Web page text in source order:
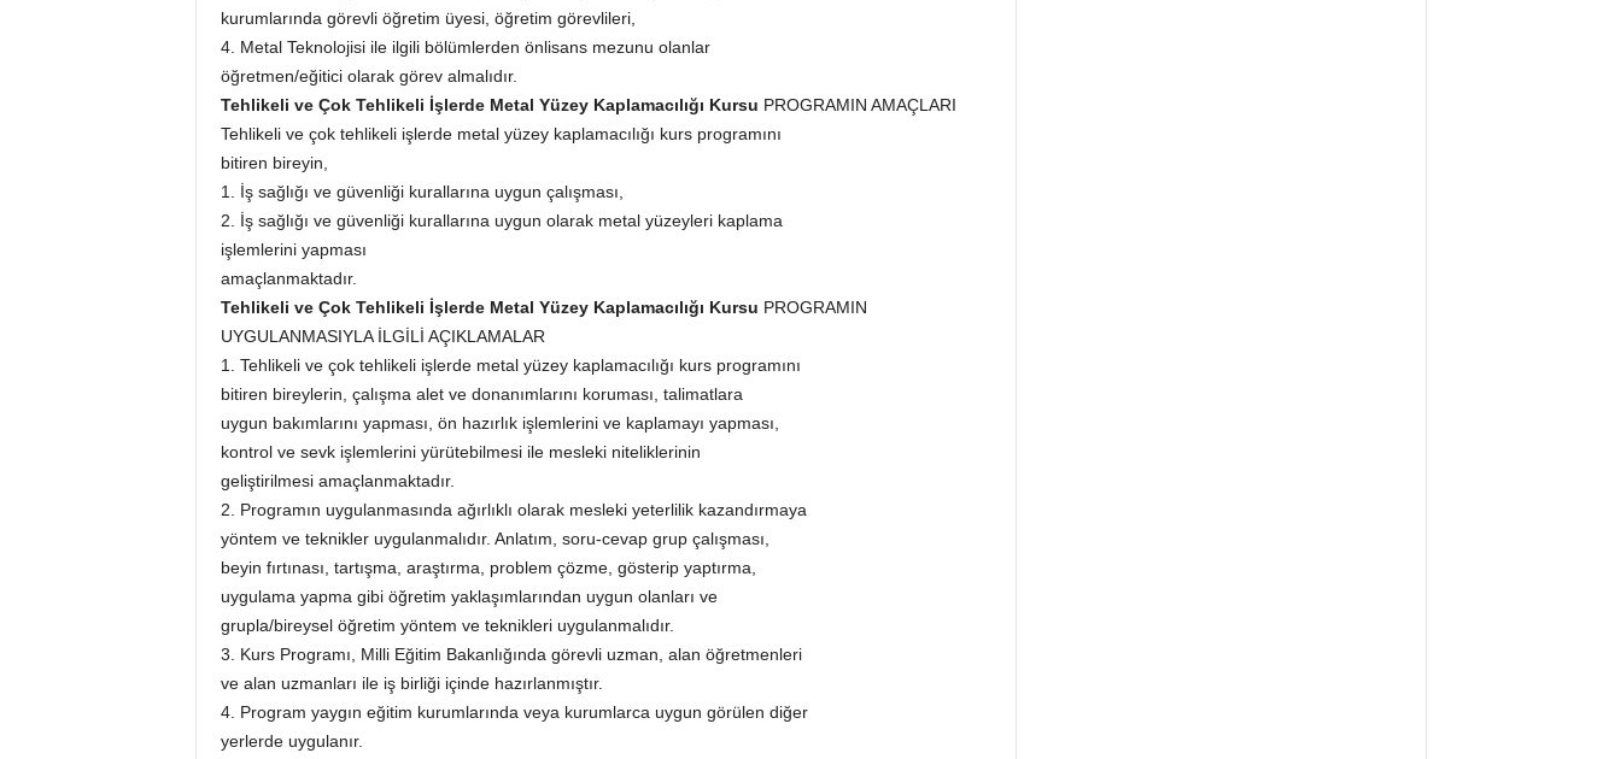
kurumlarında görevli öğretim üyesi, öğretim görevlileri,
4. Metal Teknolojisi ile ilgili bölümlerden önlisans mezunu olanlar
öğretmen/eğitici olarak görev almalıdır.
Tehlikeli ve Çok Tehlikeli İşlerde Metal Yüzey Kaplamacılığı Kursu PROGRAMIN AMAÇLARI
Tehlikeli ve çok tehlikeli işlerde metal yüzey kaplamacılığı kurs programını
bitiren bireyin,
1. İş sağlığı ve güvenliği kurallarına uygun çalışması,
2. İş sağlığı ve güvenliği kurallarına uygun olarak metal yüzeyleri kaplama
işlemlerini yapması
amaçlanmaktadır.
Tehlikeli ve Çok Tehlikeli İşlerde Metal Yüzey Kaplamacılığı Kursu PROGRAMIN
UYGULANMASIYLA İLGİLİ AÇIKLAMALAR
1. Tehlikeli ve çok tehlikeli işlerde metal yüzey kaplamacılığı kurs programını
bitiren bireylerin, çalışma alet ve donanımlarını koruması, talimatlara
uygun bakımlarını yapması, ön hazırlık işlemlerini ve kaplamayı yapması,
kontrol ve sevk işlemlerini yürütebilmesi ile mesleki niteliklerinin
geliştirilmesi amaçlanmaktadır.
2. Programın uygulanmasında ağırlıklı olarak mesleki yeterlilik kazandırmaya
yöntem ve teknikler uygulanmalıdır. Anlatım, soru-cevap grup çalışması,
beyin fırtınası, tartışma, araştırma, problem çözme, gösterip yaptırma,
uygulama yapma gibi öğretim yaklaşımlarından uygun olanları ve
grupla/bireysel öğretim yöntem ve teknikleri uygulanmalıdır.
3. Kurs Programı, Milli Eğitim Bakanlığında görevli uzman, alan öğretmenleri
ve alan uzmanları ile iş birliği içinde hazırlanmıştır.
4. Program yaygın eğitim kurumlarında veya kurumlarca uygun görülen diğer
yerlerde uygulanır.